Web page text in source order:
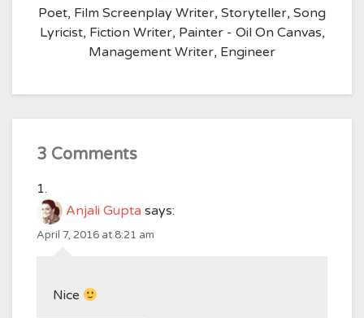
Poet, Film Screenplay Writer, Storyteller, Song
Lyricist, Fiction Writer, Painter - Oil On Canvas,
Management Writer, Engineer
3 Comments
Anjali Gupta says:
April 7, 2016 at 8:21 am
Nice